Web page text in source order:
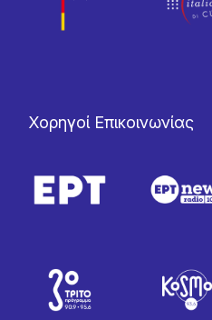
Χορηγοί Επικοινωνίας